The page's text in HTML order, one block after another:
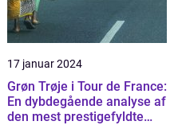
17 januar 2024
Grøn Trøje i Tour de France:
En dybdegående analyse af
den mest prestigefyldte